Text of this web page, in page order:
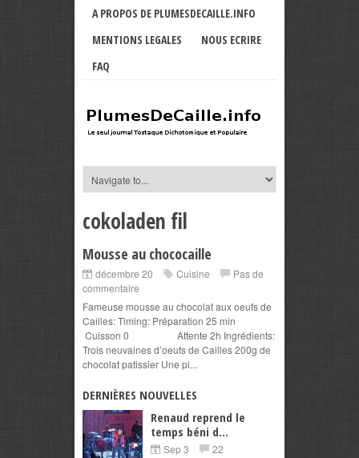
A PROPOS DE PLUMESDECAILLE.INFO
MENTIONS LEGALES
NOUS ECRIRE
FAQ
cokoladen fil
Mousse au chococaille
décembre 20 Cuisine
Pas de
commentaire
Fameuse mousse au chocolat aux oeufs de
Cailles: Timing: Préparation 25 min
Cuisson 0 Attente 2h Ingrédients:
Trois neuvaines d’oeufs de Cailles 200g de
chocolat patissier Une pi...
DERNIÈRES NOUVELLES
Renaud reprend le
temps béni d...
Sep 3 22